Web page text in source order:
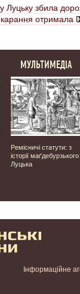
Луцьку збила
отримала
МУЛЬТИМЕДІА
Ремісничі статути: з
історії маґдебурзького
Луцька
Інформаційне